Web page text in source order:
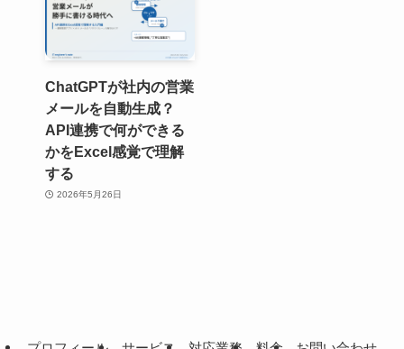
ChatGPTが社内の営業
メールを自動生成？
API連携で何ができる
かをExcel感覚で理解
する
2026年5月26日